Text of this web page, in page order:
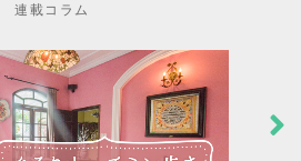
連載コラム